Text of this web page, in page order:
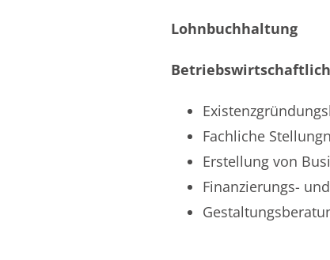
Lohnbuchhaltung
Fachliche
Erstellung von
Finanzierungs-